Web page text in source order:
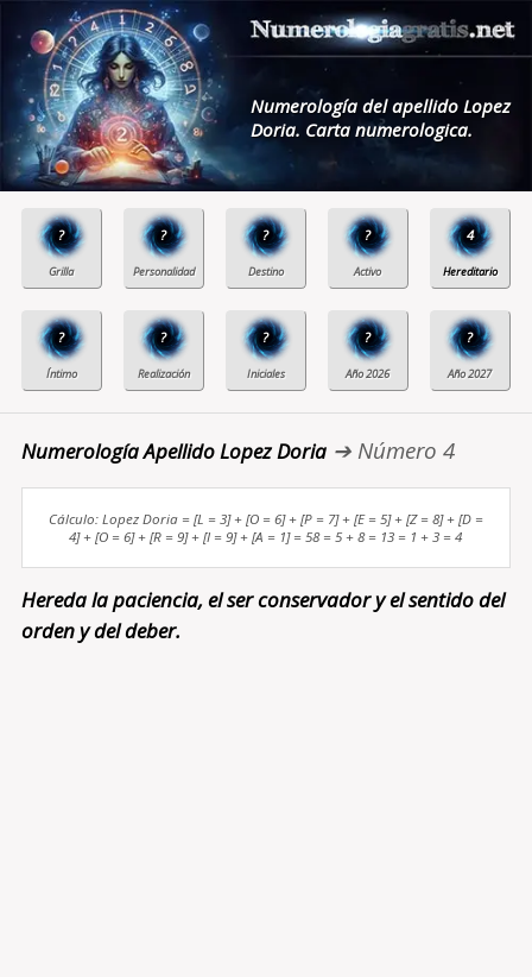
Numerología del apellido Lopez
Doria. Carta numerologica.
? ? ? ? 4
? ? ? ? ?
Numerología Apellido Lopez Doria➔ Número 4
Cálculo: Lopez Doria = [L = 3] + [O = 6] + [P = 7] + [E = 5] + [Z = 8] + [D =
4] + [O = 6] + [R = 9] + [I = 9] + [A = 1] = 58 = 5 + 8 = 13 = 1 + 3 = 4
Hereda la paciencia, el ser conservador y el sentido del
orden y del deber.